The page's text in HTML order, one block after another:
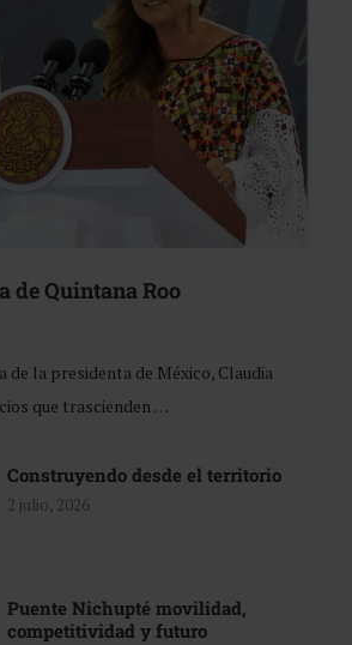
de Quintana Roo
de la presidenta de México, Claudia
que trascienden …
Construyendo desde el territorio
2 julio, 2026
Puente Nichupté movilidad,
competitividad y futuro